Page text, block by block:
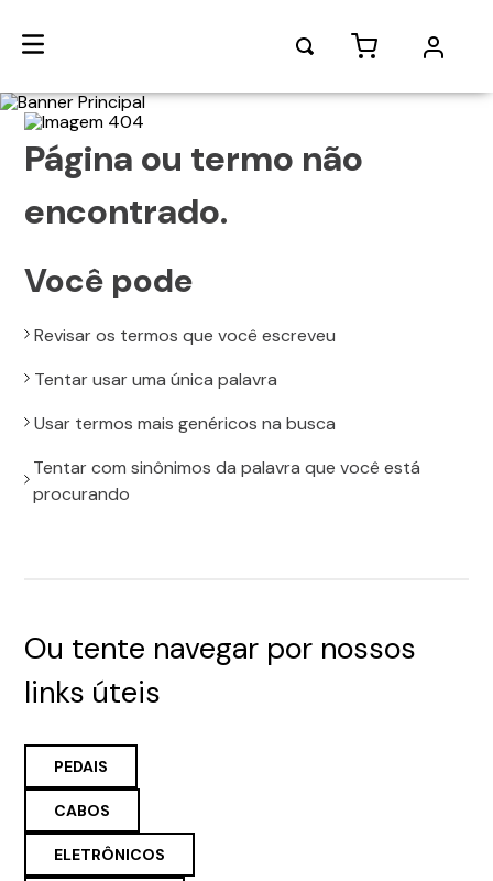
Página ou termo não
encontrado.
Você pode
Revisar os termos que você escreveu
Tentar usar uma única palavra
Usar termos mais genéricos na busca
Tentar com sinônimos da palavra que você está
procurando
Ou tente navegar por nossos
links úteis
PEDAIS
CABOS
ELETRÔNICOS